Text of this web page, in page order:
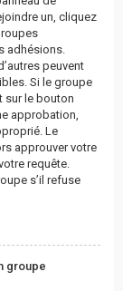
un, cliquez
adhésions.
peuvent
Si le groupe
sur le bouton
approbation,
Le
approuver votre
requête.
s’il refuse
groupe